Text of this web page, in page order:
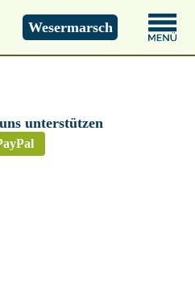
Wesermarsch
unterstützen